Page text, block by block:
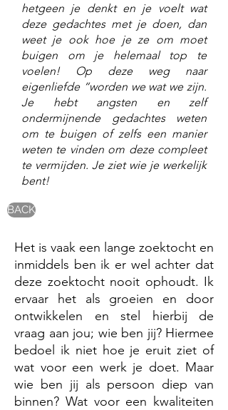
hetgeen je denkt en je voelt wat
deze gedachtes met je doen, dan
weet je ook hoe je ze om moet
buigen om je helemaal top te
voelen! Op deze weg naar
eigenliefde “worden we wat we zijn.
Je hebt angsten en zelf
ondermijnende gedachtes weten
om te buigen of zelfs een manier
weten te vinden om deze compleet
te vermijden. Je ziet wie je werkelijk
bent!
BACK
Het is vaak een lange zoektocht en
inmiddels ben ik er wel achter dat
deze zoektocht nooit ophoudt. Ik
ervaar het als groeien en door
ontwikkelen en stel hierbij de
vraag aan jou; wie ben jij? Hiermee
bedoel ik niet hoe je eruit ziet of
wat voor een werk je doet. Maar
wie ben jij als persoon diep van
binnen? Wat voor een kwaliteiten